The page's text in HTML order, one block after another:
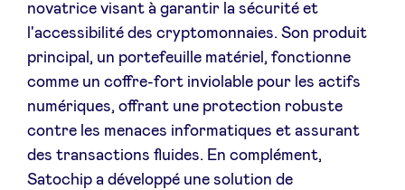
Privacy Policy
BeAngels x PMV
My Portofolio
novatrice visant à garantir la sécurité et
l'accessibilité des cryptomonnaies. Son produit
principal, un portefeuille matériel, fonctionne
comme un coffre-fort inviolable pour les actifs
numériques, offrant une protection robuste
contre les menaces informatiques et assurant
des transactions fluides. En complément,
Satochip a développé une solution de